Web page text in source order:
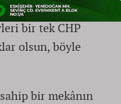
sert göndermede
bir tek CHP
olsun, böyle
bir mekânın